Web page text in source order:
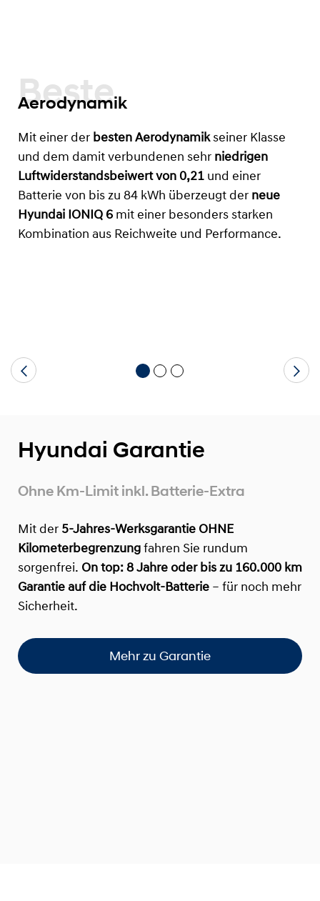
Beste
Aerodynamik
Mit einer der besten Aerodynamikseiner Klasse
und dem damit verbundenen sehr niedrigen
Luftwiderstandsbeiwert von 0,21 und einer
Batterie von bis zu 84 kWh überzeugt der neue
Hyundai IONIQ 6 mit einer besonders starken
Kombination aus Reichweite und Performance.
Hyundai Garantie
Ohne Km-Limit inkl. Batterie-Extra
Mit der 5-Jahres-Werksgarantie OHNE
Kilometerbegrenzung fahren Sie rundum
sorgenfrei. On top: 8 Jahre oder bis zu 160.000 km
Garantie auf die Hochvolt-Batterie – für noch mehr
Sicherheit.
Mehr zu Garantie